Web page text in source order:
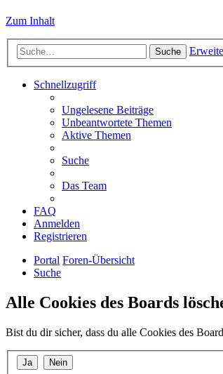
Zum Inhalt
Suche
Schnellzugriff
Ungelesene Beiträge
Unbeantwortete Themen
Aktive Themen
Suche
Das Team
FAQ
Anmelden
Registrieren
Portal Foren-Übersicht
Suche
Alle Cookies des Boards
Bist du dir sicher, dass du alle Cookies des